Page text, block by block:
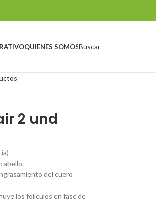
QUIENES SOMOSBuscar
2 und
del cuero
los folículos en fase de